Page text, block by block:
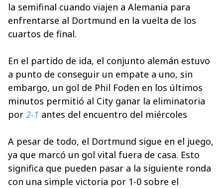
la semifinal cuando viajen a Alemania para
enfrentarse al Dortmund en la vuelta de los
cuartos de final.
En el partido de ida, el conjunto alemán estuvo
a punto de conseguir un empate a uno, sin
embargo, un gol de Phil Foden en los últimos
minutos permitió al City ganar la eliminatoria
por 2-1 antes del encuentro del miércoles
A pesar de todo, el Dortmund sigue en el juego,
ya que marcó un gol vital fuera de casa. Esto
significa que pueden pasar a la siguiente ronda
con una simple victoria por 1-0 sobre el